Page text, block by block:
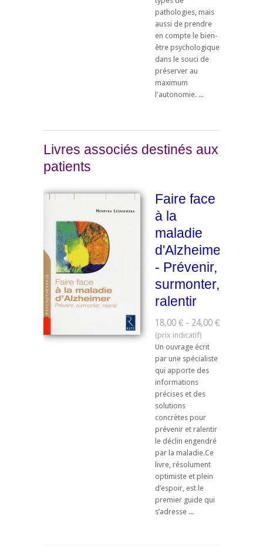
pathologies, mais
aussi de prendre
en compte le bien-
être psychologique
dans le souci de
préserver au
maximum
l'autonomie. ...
Livres associés destinés aux
patients
Faire face
à la
maladie
d'Alzheimer
- Prévenir,
surmonter,
ralentir
18,00 € - 24,00 €
Un ouvrage écrit
par une spécialiste
qui apporte des
informations
précises et des
solutions
concrètes pour
prévenir et ralentir
le déclin engendré
par la maladie.Ce
livre, résolument
optimiste et plein
d’espoir, est le
premier guide qui
s’adresse ...